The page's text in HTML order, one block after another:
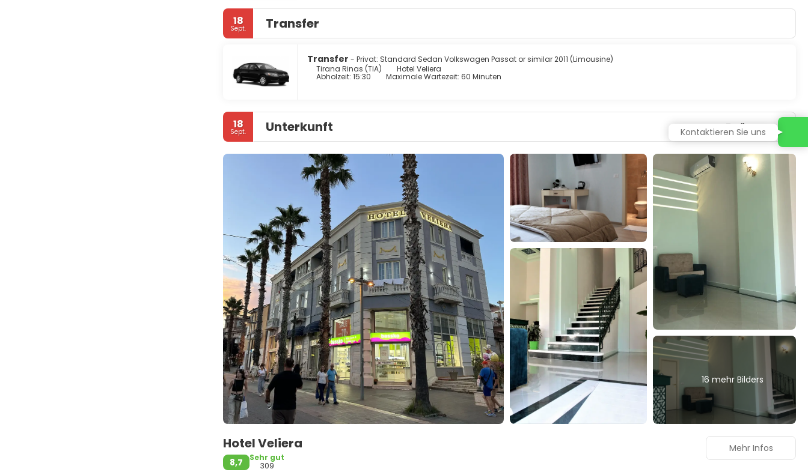
18
Sept. Transfer
Transfer - Privat: Standard Sedan Volkswagen Passat or similar 2011 (Limousine)
Tirana Rinas (TIA)
Hotel Veliera
Abholzeit: 15:30 Maximale Wartezeit: 60 Minuten
18
Sept. Unterkunft 7 Nächte
16 mehr Bilders
Hotel Veliera
8,7
Sehr gut
309
Mehr Infos
Kontaktieren Sie uns